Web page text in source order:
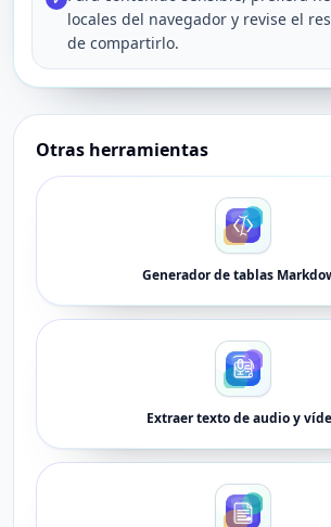
locales del navegador y revise el
de compartirlo.
Otras herramientas
Generador de tablas
Extraer texto de audio y